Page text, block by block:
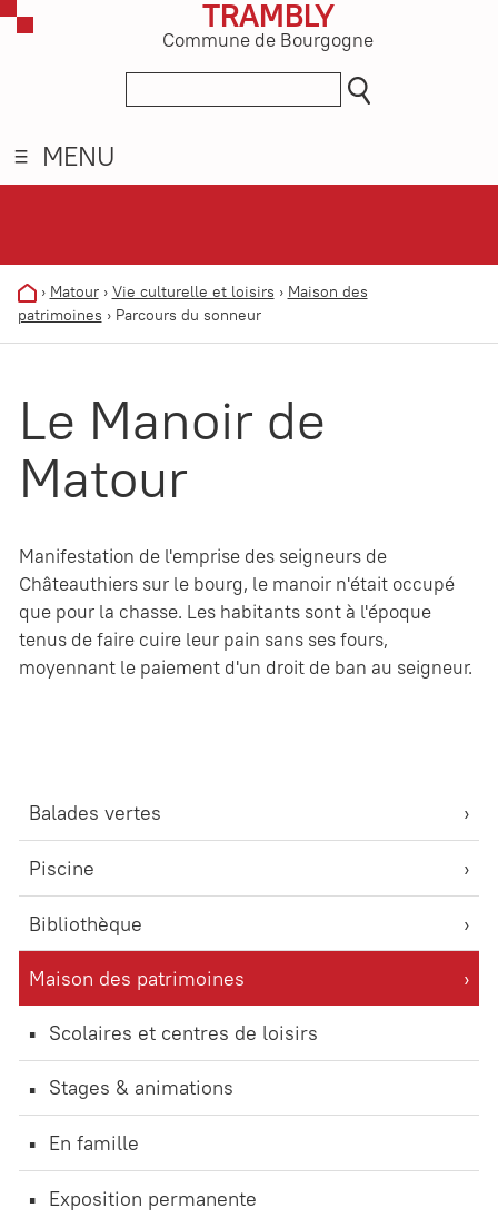
TRAMBLY
Commune de Bourgogne
MENU
› Matour› Vie culturelle et loisirs › Maison des
patrimoines › Parcours du sonneur
Balades vertes
Piscine
Bibliothèque
Maison des patrimoines
Scolaires et centres de loisirs
Stages & animations
En famille
Exposition permanente
Le Manoir de
Matour
Manifestation de l'emprise des seigneurs de
Châteauthiers sur le bourg, le manoir n'était occupé
que pour la chasse. Les habitants sont à l'époque
tenus de faire cuire leur pain sans ses fours,
moyennant le paiement d'un droit de ban au seigneur.